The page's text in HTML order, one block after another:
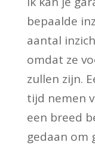
bepaalde
aantal
omdat ze
zullen zijn.
tijd nemen
een breed
gedaan om